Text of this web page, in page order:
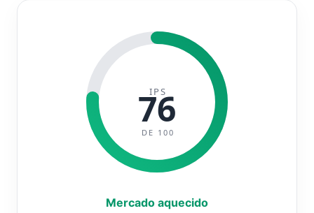
IPS
76
DE 100
Mercado aquecido